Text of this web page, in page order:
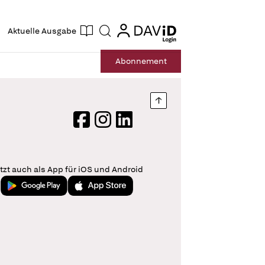
Aktuelle Ausgabe Suche login
login
Abonnement
Nach oben springen
FacebookInstagram
LinkedIn
auch als App für iOS und Android
Jetzt bei Google PlayLaden im App Store